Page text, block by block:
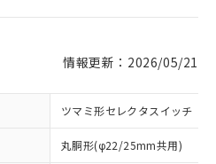
情報更新：2026/05/21
ツマミ形セレクタスイッチ
丸胴形(φ22/25mm共用)